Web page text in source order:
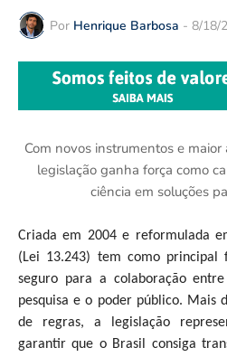
Por Henrique Barbosa - 8/18/
Com novos instrumentos e
legislação ganha força como
ciência em soluções
Criada em 2004 e reformulada
(Lei 13.243) tem como principal
seguro para a colaboração
pesquisa e o poder público. Mais
de regras, a legislação
garantir que o Brasil consiga